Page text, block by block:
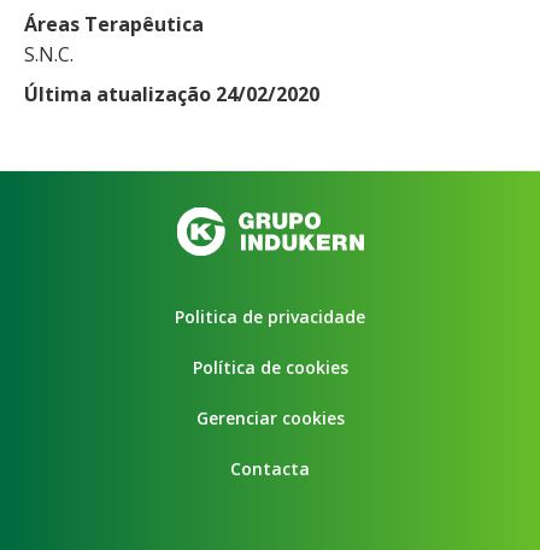
Áreas Terapêutica
S.N.C.
Última atualização 24/02/2020
Politica de privacidade
Política de cookies
Gerenciar cookies
Contacta